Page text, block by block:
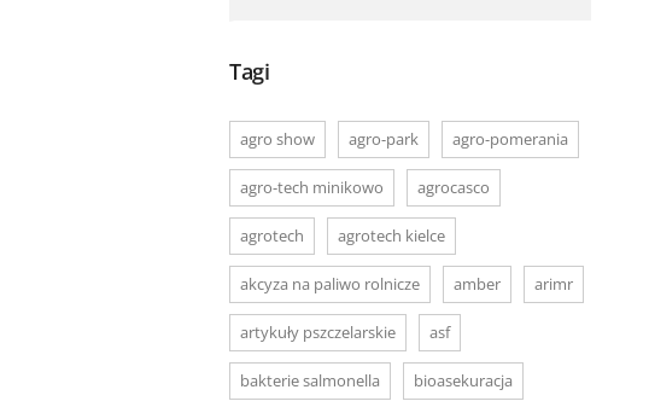
Tagi
agro show agro-park agro-pomerania
agro-tech minikowo agrocasco
agrotech agrotech kielce
akcyza na paliwo rolnicze amber arimr
artykuły pszczelarskie asf
bakterie salmonella bioasekuracja